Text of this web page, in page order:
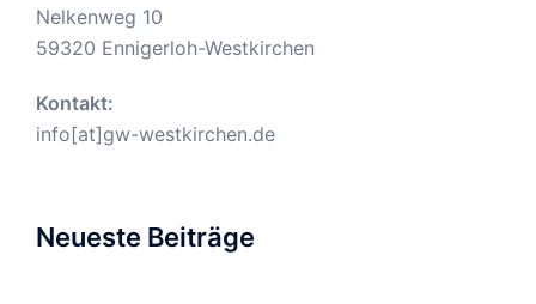
Nelkenweg 10
59320 Ennigerloh-Westkirchen
Kontakt:
info[at]gw-westkirchen.de
Neueste Beiträge